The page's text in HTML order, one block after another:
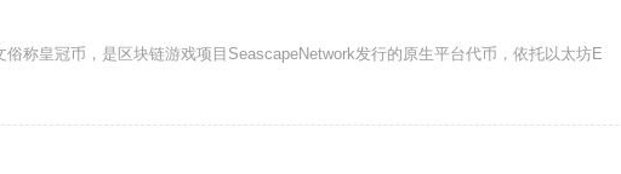
俗称皇冠币，是区块链游戏项目SeascapeNetwork发行的原生平台代币，依托以太坊E